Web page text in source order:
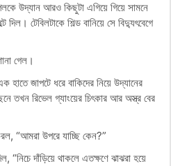
উদ্যান আরও কিছুটা এগিয়ে গিয়ে সামনে
দিল। টেবিলটাকে শিল্ড বানিয়ে সে বিদ্যুৎবেগে
গেল।
জাপটে ধরে বাকিদের নিয়ে উদ্যানের
তখন রিভেল গ্যাংয়ের চিৎকার আর অস্ত্র বের
“আমরা উপরে যাচ্ছি কেন?”
“নিচে দাঁড়িয়ে থাকলে এতক্ষণে ঝাঝরা হয়ে